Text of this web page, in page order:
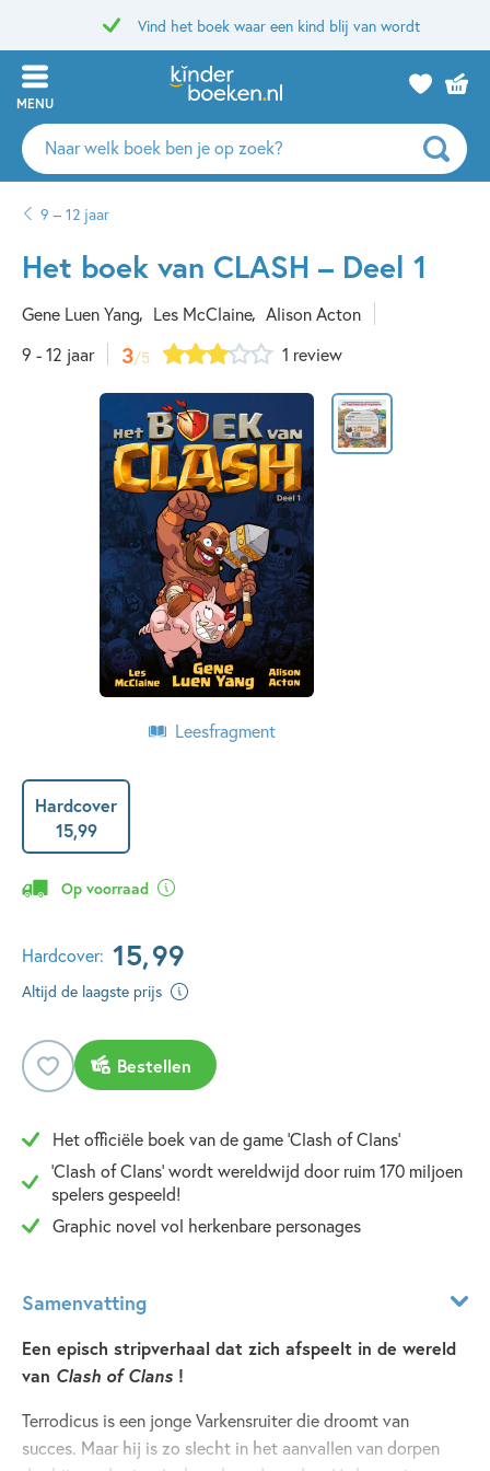
Vind het boek waar een kind blij van wordt
MENU
Zoeken
naar
auteurs
uitgevers
9 – 12 jaar
Het boek van CLASH – Deel 1
Gene Luen Yang Les McClaine Alison Acton
9 - 12 jaar
3/5 1 review
Leesfragment
Hardcover
15,99
Op voorraad
Hardcover: 15,99
Altijd de laagste prijs
Bestellen
Het officiële boek van de game 'Clash of Clans'
'Clash of Clans' wordt wereldwijd door ruim 170 miljoen
spelers gespeeld!
Graphic novel vol herkenbare personages
Samenvatting
Een episch stripverhaal dat zich afspeelt in de wereld
van Clash of Clans !
Terrodicus is een jonge Varkensruiter die droomt van
succes. Maar hij is zo slecht in het aanvallen van dorpen